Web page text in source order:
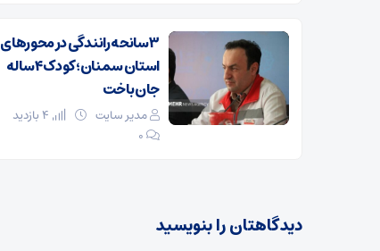
۳ سانحه رانندگی در محورهای
استان سمنان؛ کودک ۴ ساله
جان باخت
مدیر سایت
۰
دیدگاهتان را بنویسید